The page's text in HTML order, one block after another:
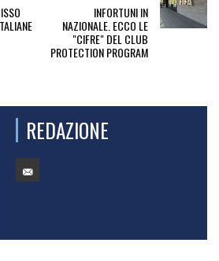
INFORTUNI IN
NAZIONALE. ECCO LE
"CIFRE" DEL CLUB
PROTECTION PROGRAM
REDAZIONE